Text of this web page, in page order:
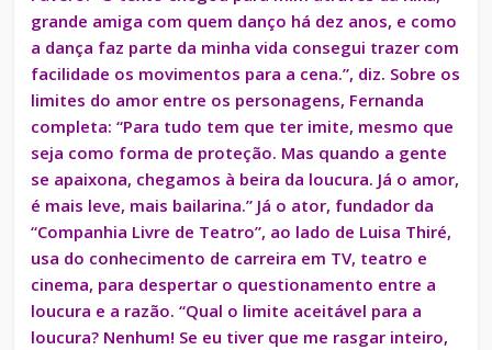
grande amiga com quem danço há dez anos, e como
a dança faz parte da minha vida consegui trazer com
facilidade os movimentos para a cena.”, diz. Sobre os
limites do amor entre os personagens, Fernanda
completa: “Para tudo tem que ter imite, mesmo que
seja como forma de proteção. Mas quando a gente
se apaixona, chegamos à beira da loucura. Já o amor,
é mais leve, mais bailarina.” Já o ator, fundador da
“Companhia Livre de Teatro”, ao lado de Luisa Thiré,
usa do conhecimento de carreira em TV, teatro e
cinema, para despertar o questionamento entre a
loucura e a razão. “Qual o limite aceitável para a
loucura? Nenhum! Se eu tiver que me rasgar inteiro,